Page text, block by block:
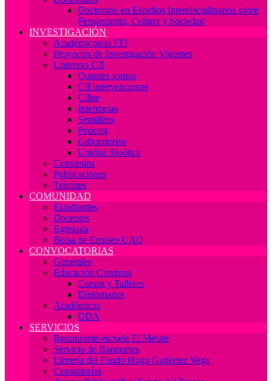
Doctorado en Estudios Interdisciplinarios sobre
Pensamiento, Cultura y Sociedad
INVESTIGACIÓN
Académicos/as FFI
Proyectos de Investigación Vigentes
Universo CII
Quienes somos
CII intervenciones
CIIne
Intertopías
Semillero
Podcast
Laboratorios
Unidad Bioética
Convenios
Publicaciones
Trámites
COMUNIDAD
Estudiantes
Docentes
Egresada
Bolsa de Empleo UAQ
CONVOCATORIAS
Generales
Educación Continua
Cursos y Talleres
Diplomados
Académicas
DDA
SERVICIOS
Restaurante-escuela El Metate
Servicio de Banquetes
Librería del Fondo Hugo Gutiérrez Vega
Consultorías